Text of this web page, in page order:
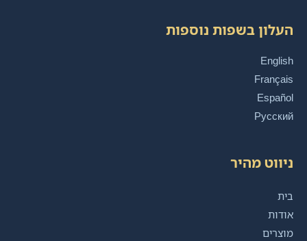
העלון בשפות נוספות
English
Français
Español
Русский
ניווט מהיר
בית
אודות
מוצרים